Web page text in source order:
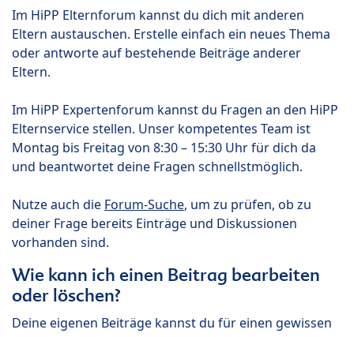
Im HiPP Elternforum kannst du dich mit anderen
Eltern austauschen. Erstelle einfach ein neues Thema
oder antworte auf bestehende Beiträge anderer
Eltern.
Im HiPP Expertenforum kannst du Fragen an den HiPP
Elternservice stellen. Unser kompetentes Team ist
Montag bis Freitag von 8:30 – 15:30 Uhr für dich da
und beantwortet deine Fragen schnellstmöglich.
Nutze auch die Forum-Suche, um zu prüfen, ob zu
deiner Frage bereits Einträge und Diskussionen
vorhanden sind.
Wie kann ich einen Beitrag bearbeiten
oder löschen?
Deine eigenen Beiträge kannst du für einen gewissen